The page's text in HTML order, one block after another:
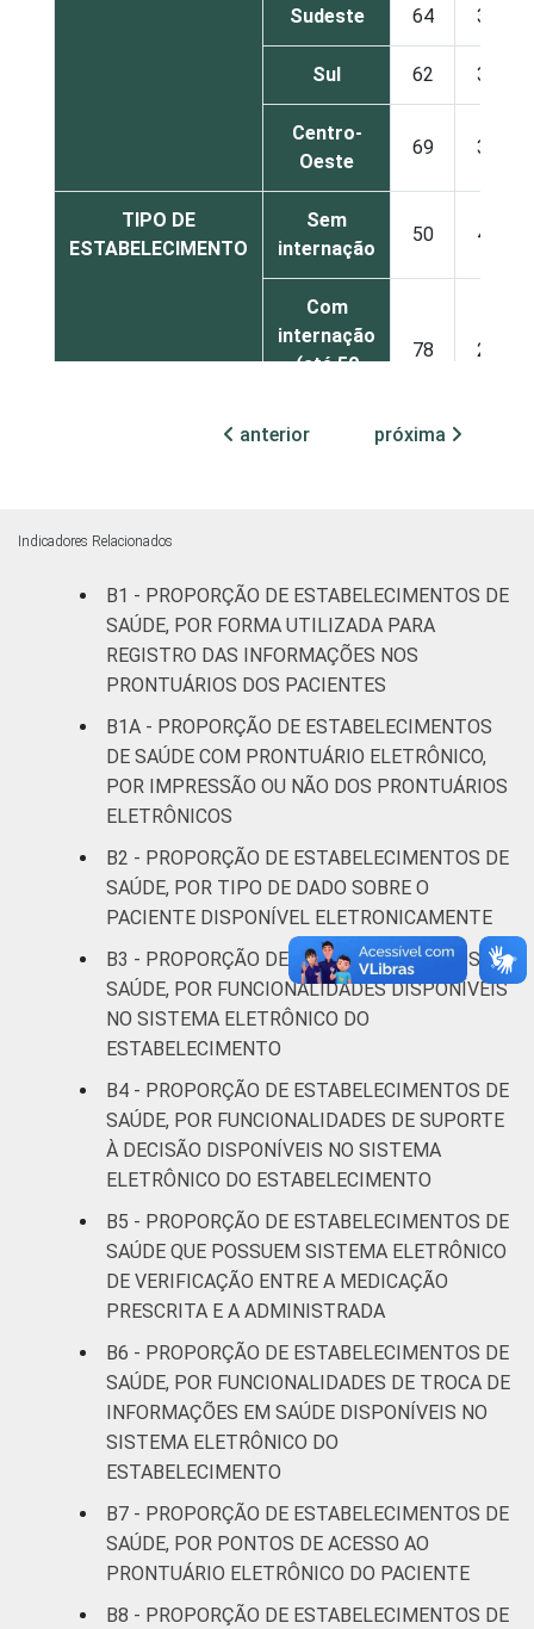
Sudeste 64 36
Sul 62 36
Centro-
Oeste
69 30
TIPO DE
ESTABELECIMENTO
Sem
internação
50 49
Com
internação
(até 50
78 21
Serviço de
apoio à
diagnose e
terapia
82
LOCALIZAÇÃO Capital 78 22
Interior 54 45
Base: 1.020 estabelecimentos de saúde
que declararam contar com prontuários
parcial ou totalmente eletrônicos.
Estimativa: 40.499 estabelecimentos. Dados
coletados entre setembro de 2014 e janeiro
de 2015.
Fonte: NIC.br - set 2014 / jan 2015
anterior próxima
Indicadores Relacionados
B1 - PROPORÇÃO DE ESTABELECIMENTOS DE
SAÚDE, POR FORMA UTILIZADA PARA
REGISTRO DAS INFORMAÇÕES NOS
PRONTUÁRIOS DOS PACIENTES
B1A - PROPORÇÃO DE ESTABELECIMENTOS
DE SAÚDE COM PRONTUÁRIO ELETRÔNICO,
POR IMPRESSÃO OU NÃO DOS PRONTUÁRIOS
ELETRÔNICOS
B2 - PROPORÇÃO DE ESTABELECIMENTOS DE
SAÚDE, POR TIPO DE DADO SOBRE O
PACIENTE DISPONÍVEL ELETRONICAMENTE
B3 - PROPORÇÃO DE ESTABELECIMENTOS DE
SAÚDE, POR FUNCIONALIDADES DISPONÍVEIS
NO SISTEMA ELETRÔNICO DO
ESTABELECIMENTO
B4 - PROPORÇÃO DE ESTABELECIMENTOS DE
SAÚDE, POR FUNCIONALIDADES DE SUPORTE
À DECISÃO DISPONÍVEIS NO SISTEMA
ELETRÔNICO DO ESTABELECIMENTO
B5 - PROPORÇÃO DE ESTABELECIMENTOS DE
SAÚDE QUE POSSUEM SISTEMA ELETRÔNICO
DE VERIFICAÇÃO ENTRE A MEDICAÇÃO
PRESCRITA E A ADMINISTRADA
B6 - PROPORÇÃO DE ESTABELECIMENTOS DE
SAÚDE, POR FUNCIONALIDADES DE TROCA DE
INFORMAÇÕES EM SAÚDE DISPONÍVEIS NO
SISTEMA ELETRÔNICO DO
ESTABELECIMENTO
B7 - PROPORÇÃO DE ESTABELECIMENTOS DE
SAÚDE, POR PONTOS DE ACESSO AO
PRONTUÁRIO ELETRÔNICO DO PACIENTE
B8 - PROPORÇÃO DE ESTABELECIMENTOS DE